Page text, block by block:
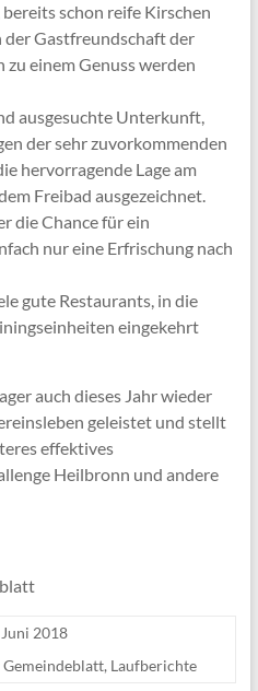
schon reife Kirschen
der Gastfreundschaft der
einem Genuss werden
ausgesuchte Unterkunft,
der sehr zuvorkommenden
hervorragende Lage am
Freibad ausgezeichnet.
die Chance für ein
nur eine Erfrischung nach
gute Restaurants, in die
eingekehrt
auch dieses Jahr wieder
geleistet und stellt
effektives
Heilbronn und andere
2018
, Laufberichte